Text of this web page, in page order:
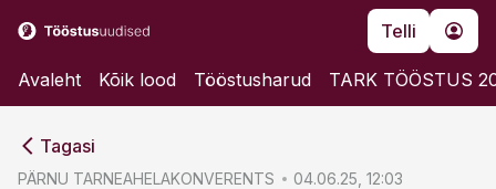
Telli
Avaleht Kõik lood Tööstusharud TARK TÖÖSTUS
Tagasi
PÄRNU TARNEAHELAKONVERENTS 04.06.25, 12:03